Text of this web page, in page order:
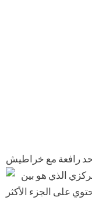
رافعة مع خراطيش
الذي هو بين
على الجزء الأكثر